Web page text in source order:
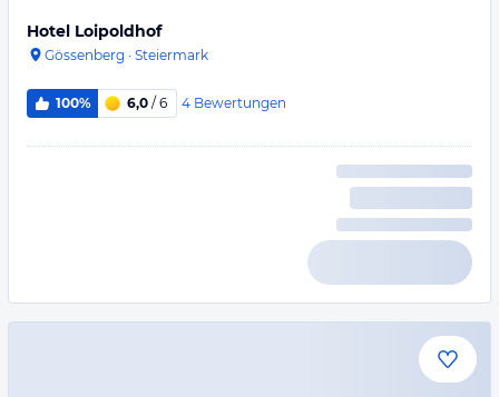
Hotel Loipoldhof
Gössenberg · Steiermark
100% 6,0 / 6 4 Bewertungen